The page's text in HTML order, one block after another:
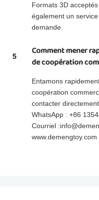
Formats 3D
également un
demande.
5
Comment mener
de coopération
Entamons
coopération
contacter
WhatsApp : +86
Courriel
www.demengtoy.com